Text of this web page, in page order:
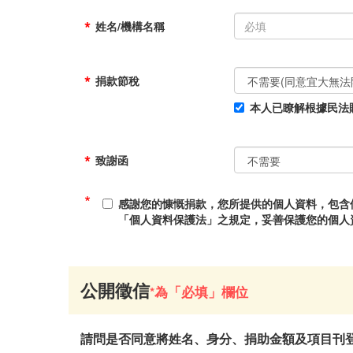
* 姓名/機構名稱
* 捐款節稅
本人已瞭解根據民
* 致謝函
*
感謝您的慷慨捐款，您所提供的個人資料，包
「個人資料保護法」之規定，妥善保護您的個
公開徵信*為「必填」欄位
請問是否同意將姓名、身分、捐助金額及項目刊